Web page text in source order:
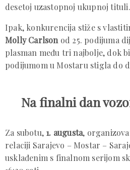
desetoj uzastopnoj ukupnoj tituli.
Ipak, konkurencija stiže s
Molly Carlson od 25. podijuma
plasman među tri najbolje, dok bi
podijumom u Mostaru stigla do
Na finalni dan
Za subotu, 1. augusta,
relaciji Sarajevo – Mostar –
usklađenim s finalnom serijom